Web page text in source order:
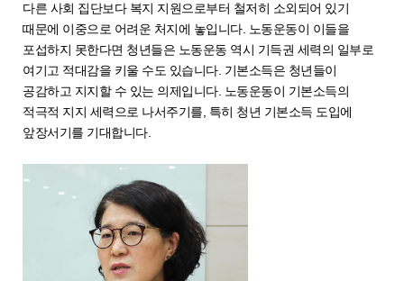
다른 사회 집단보다 복지 지원으로부터 철저히 소외되어 있기
때문에 이중으로 어려운 처지에 놓입니다. 노동운동이 이들을
포섭하지 못한다면 청년들은 노동운동 역시 기득권 세력의 일부로
여기고 적대감을 키울 수도 있습니다. 기본소득은 청년들이
공감하고 지지할 수 있는 의제입니다. 노동운동이 기본소득의
적극적 지지 세력으로 나서주기를, 특히 청년 기본소득 도입에
앞장서기를 기대합니다.